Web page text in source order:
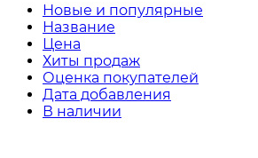
Новые и популярные
Название
Цена
Хиты продаж
Оценка покупателей
Дата добавления
В наличии